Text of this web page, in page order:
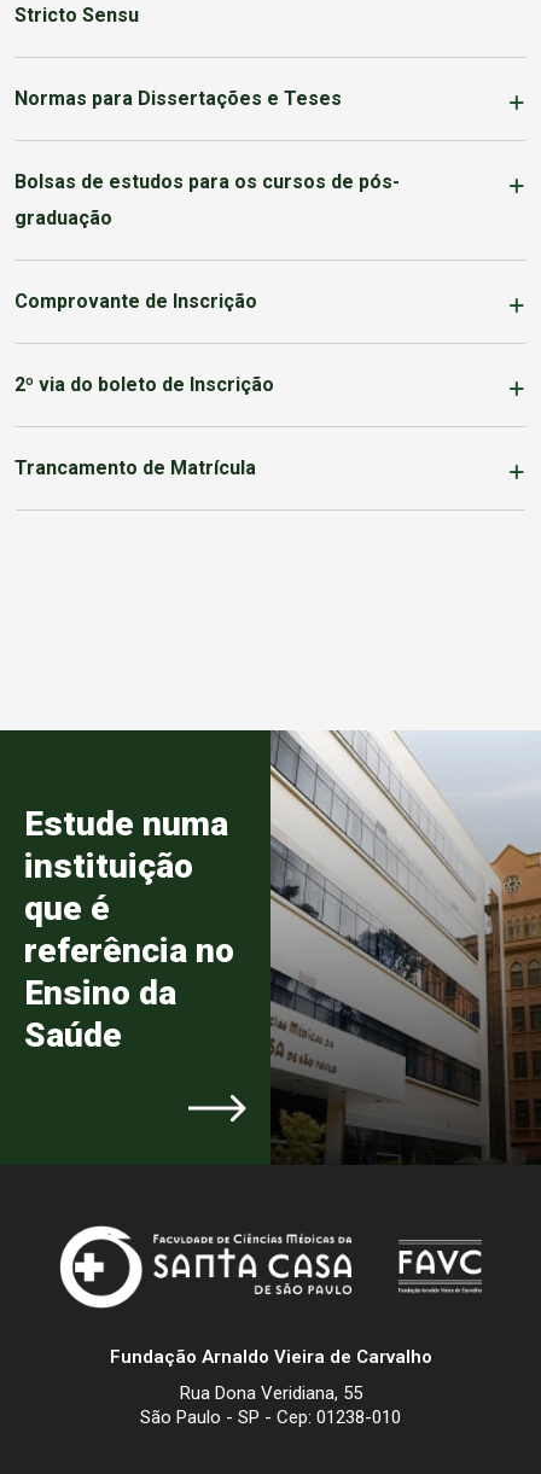
Stricto Sensu
Normas para Dissertações e Teses
Bolsas de estudos para os cursos de pós-
graduação
Comprovante de Inscrição
2º via do boleto de Inscrição
Trancamento de Matrícula
Estude numa
instituição
que é
referência no
Ensino da
Saúde
Fundação Arnaldo Vieira de Carvalho
Rua Dona Veridiana, 55
São Paulo - SP - Cep: 01238-010